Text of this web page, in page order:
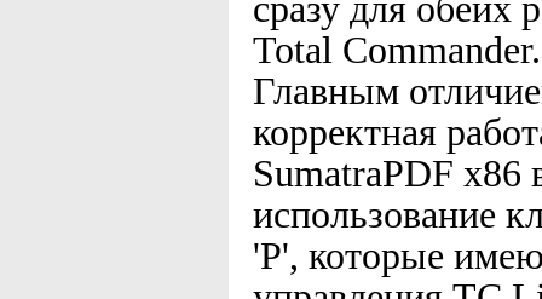
сразу для обеих
Total Commander.
Главным
корректная
SumatraPDF x86
использование
'P', которые